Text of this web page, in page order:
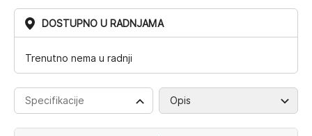
DOSTUPNO U RADNJAMA
Trenutno nema u radnji
Specifikacije Opis